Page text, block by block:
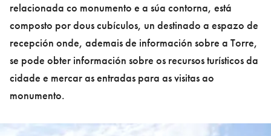
relacionada co monumento e a súa contorna, está
composto por dous cubículos, un destinado a espazo de
recepción onde, ademais de información sobre a Torre,
se pode obter información sobre os recursos turísticos da
cidade e mercar as entradas para as visitas ao
monumento.